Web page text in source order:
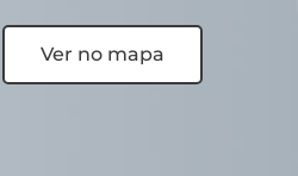
Ver no mapa